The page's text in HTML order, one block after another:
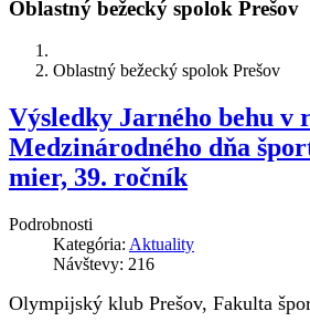
Oblastný bežecký spolok Prešov
Oblastný bežecký spolok Prešov
Výsledky Jarného behu v
Medzinárodného dňa
mier, 39. ročník
Podrobnosti
Kategória: Aktuality
Návštevy: 216
Olympijský klub Prešov, Fakulta